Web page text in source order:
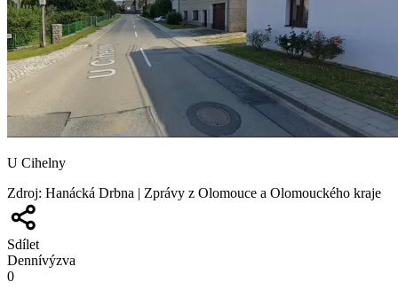
U Cihelny
Zdroj: Hanácká Drbna | Zprávy z Olomouce a Olomouckého kraje
Sdílet
Dennívýzva
0